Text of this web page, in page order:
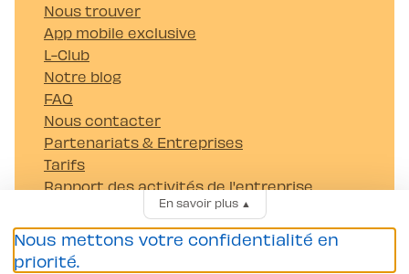
Nous trouver
App mobile exclusive
L-Club
Notre blog
FAQ
Nous contacter
Partenariats & Entreprises
Tarifs
Rapport des activités de l'entreprise
Passer mon permis
Permis Voiture (B)
En savoir plus▲
Nous mettons votre confidentialité en
priorité.